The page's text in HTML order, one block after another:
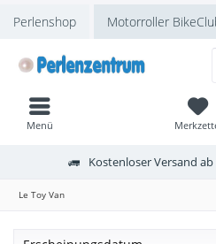
Perlenshop Motorroller
Kostenloser Versand
Menü
Le Toy Van